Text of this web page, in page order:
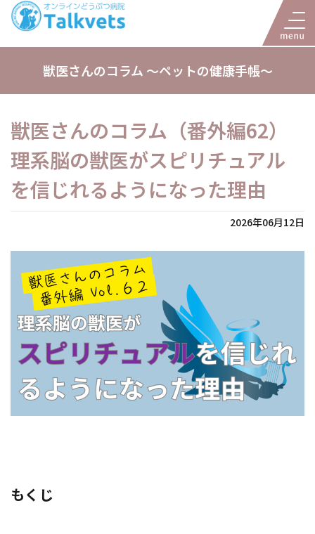
獣医さんのコラム 〜ペットの健康手帳〜
獣医さんのコラム（番外編62）
理系脳の獣医がスピリチュアル
を信じれるようになった理由
2026年06月12日
もくじ